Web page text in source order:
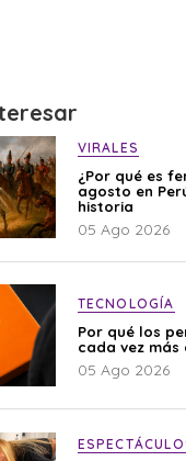
VIRALES
¿Por qué es
agosto en
historia
05 Ago 2026
TECNOLOGÍA
Por qué los
cada vez más
05 Ago 2026